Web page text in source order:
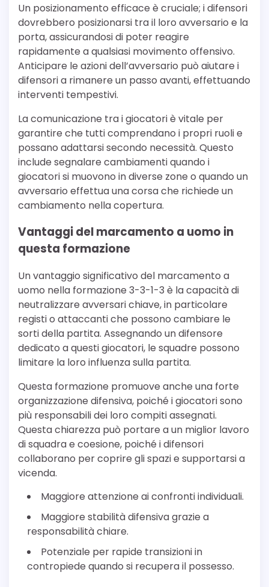
Un posizionamento efficace è cruciale; i difensori
dovrebbero posizionarsi tra il loro avversario e la
porta, assicurandosi di poter reagire
rapidamente a qualsiasi movimento offensivo.
Anticipare le azioni dell’avversario può aiutare i
difensori a rimanere un passo avanti, effettuando
interventi tempestivi.
La comunicazione tra i giocatori è vitale per
garantire che tutti comprendano i propri ruoli e
possano adattarsi secondo necessità. Questo
include segnalare cambiamenti quando i
giocatori si muovono in diverse zone o quando un
avversario effettua una corsa che richiede un
cambiamento nella copertura.
Vantaggi del marcamento a uomo in
questa formazione
Un vantaggio significativo del marcamento a
uomo nella formazione 3-3-1-3 è la capacità di
neutralizzare avversari chiave, in particolare
registi o attaccanti che possono cambiare le
sorti della partita. Assegnando un difensore
dedicato a questi giocatori, le squadre possono
limitare la loro influenza sulla partita.
Questa formazione promuove anche una forte
organizzazione difensiva, poiché i giocatori sono
più responsabili dei loro compiti assegnati.
Questa chiarezza può portare a un miglior lavoro
di squadra e coesione, poiché i difensori
collaborano per coprire gli spazi e supportarsi a
vicenda.
Maggiore attenzione ai confronti individuali.
Maggiore stabilità difensiva grazie a
responsabilità chiare.
Potenziale per rapide transizioni in
contropiede quando si recupera il possesso.